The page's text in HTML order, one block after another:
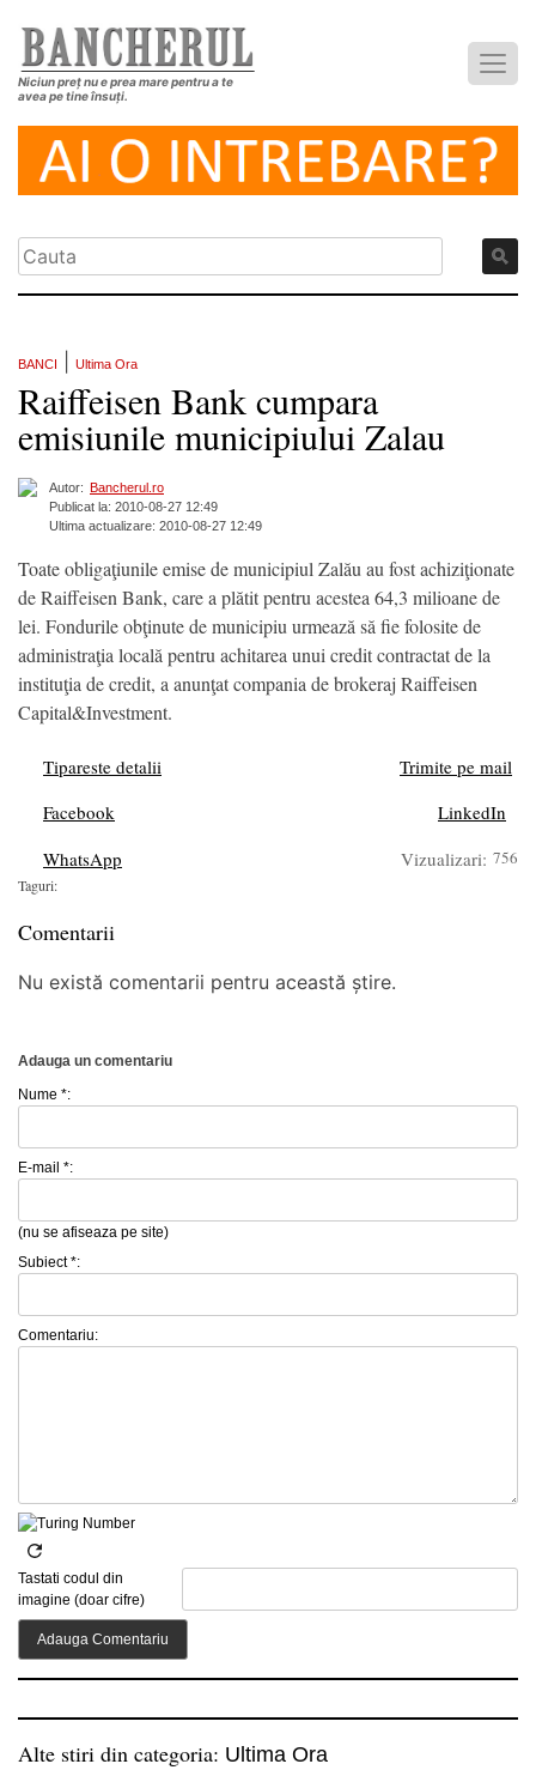
Niciun preț nu e prea mare pentru a te
avea pe tine însuți.
BANCI Ultima Ora
Raiffeisen Bank cumpara
emisiunile municipiului Zalau
Autor: Bancherul.ro
Publicat la: 2010-08-27 12:49
Ultima actualizare: 2010-08-27 12:49
Toate obligaţiunile emise de municipiul Zalău au fost achiziţionate
de Raiffeisen Bank, care a plătit pentru acestea 64,3 milioane de
lei. Fondurile obţinute de municipiu urmează să fie folosite de
administraţia locală pentru achitarea unui credit contractat de la
instituţia de credit, a anunţat compania de brokeraj Raiffeisen
Capital&Investment.
Tipareste detalii
Trimite pe mail
Facebook
LinkedIn
WhatsApp
Vizualizari: 756
Taguri:
Comentarii
Nu există comentarii pentru această știre.
Adauga un comentariu
Nume *:
E-mail *:
(nu se afiseaza pe site)
Subiect *:
Comentariu:
Tastati codul din
imagine (doar cifre)
Alte stiri din categoria: Ultima Ora